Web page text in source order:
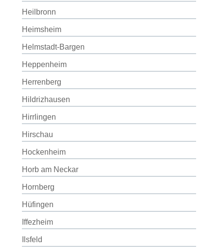
Heilbronn
Heimsheim
Helmstadt-Bargen
Heppenheim
Herrenberg
Hildrizhausen
Hirrlingen
Hirschau
Hockenheim
Horb am Neckar
Hornberg
Hüfingen
Iffezheim
Ilsfeld